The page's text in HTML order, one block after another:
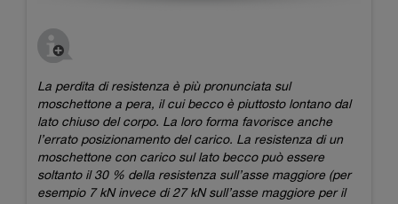
La perdita di resistenza è più pronunciata sul
moschettone a pera, il cui becco è piuttosto lontano dal
lato chiuso del corpo. La loro forma favorisce anche
l’errato posizionamento del carico. La resistenza di un
moschettone con carico sul lato becco può essere
soltanto il 30 % della resistenza sull’asse maggiore (per
esempio 7 kN invece di 27 kN sull’asse maggiore per il